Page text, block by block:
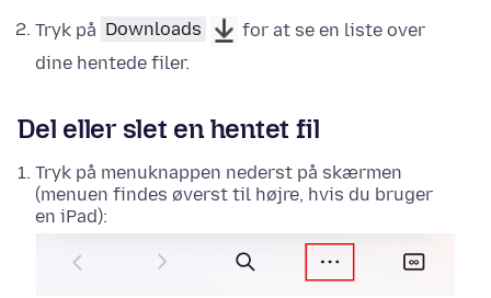
Tryk på Downloads
for at se en liste over
dine hentede filer.
Del eller slet en hentet fil
Tryk på menuknappen nederst på skærmen
(menuen findes øverst til højre, hvis du bruger
en iPad):